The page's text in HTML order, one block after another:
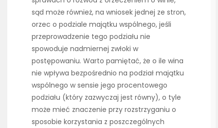
sąd może również, na wniosek jednej ze stron,
orzec o podziale majątku wspólnego, jeśli
przeprowadzenie tego podziału nie
spowoduje nadmiernej zwłoki w
postępowaniu. Warto pamiętać, że o ile wina
nie wpływa bezpośrednio na podział majątku
wspólnego w sensie jego procentowego
podziału (który zazwyczaj jest równy), o tyle
może mieć znaczenie przy rozstrzyganiu o
sposobie korzystania z poszczególnych